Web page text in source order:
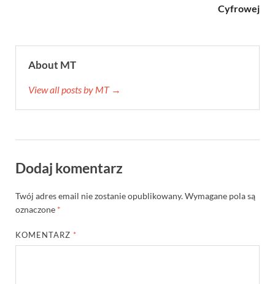
Cyfrowej
About MT
View all posts by MT →
Dodaj komentarz
Twój adres email nie zostanie opublikowany.Wymagane pola są
oznaczone *
KOMENTARZ *